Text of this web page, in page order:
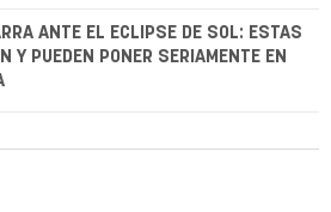
ANTE EL ECLIPSE DE SOL: ESTAS
Y PUEDEN PONER SERIAMENTE EN